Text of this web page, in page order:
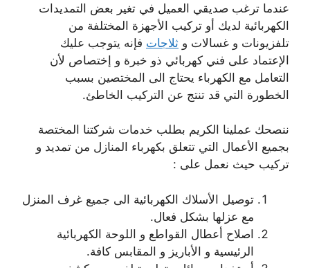
عندما ترغب صديقي العميل في تغير بعض التمديدات
الكهربائية لديك أو تركيب الأجهزة المختلفة من
تلفزيونات و غسالات و ثلاجات فإنه يتوجب عليك
الإعتماد على فني كهربائي ذو خبرة و إختصاص لأن
التعامل مع الكهرباء يحتاج الى المختصين بسبب
الخطورة التي قد تنتج عن التركيب الخاطئ.
ننصحك عملينا الكريم بطلب خدمات شركتنا المختصة
بجميع الأعمال التي تتعلق بكهرباء المنازل من تمديد و
تركيب حيث نعمل على :
توصيل الأسلاك الكهربائية الى جميع غرف المنزل
مع عزلها بشكل فعال.
اصلاح أعطال القواطع و اللوحة الكهربائية
الرئيسية و الأباريز و المقابس كافة.